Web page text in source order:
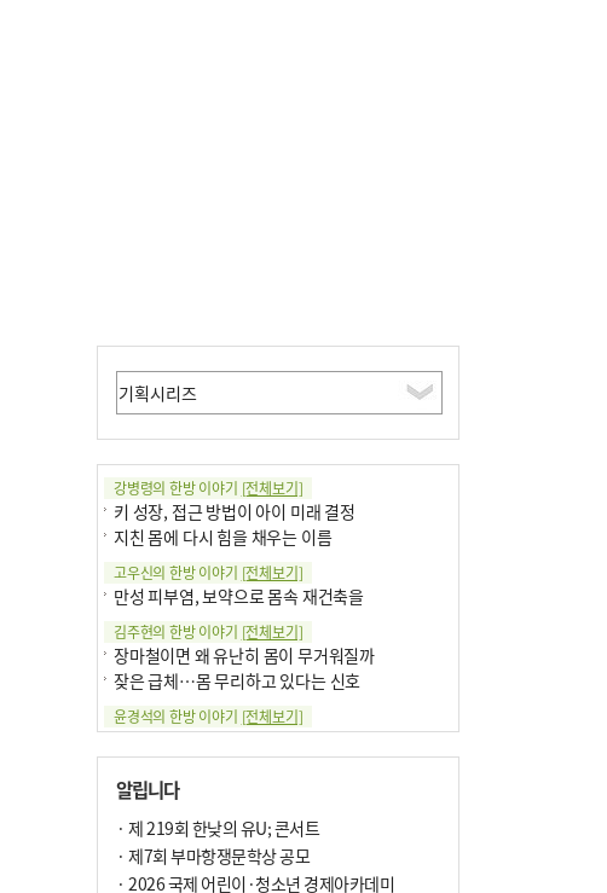
강병령의 한방 이야기 [전체보기]
키 성장, 접근 방법이 아이 미래 결정
지친 몸에 다시 힘을 채우는 이름
고우신의 한방 이야기 [전체보기]
만성 피부염, 보약으로 몸속 재건축을
김주현의 한방 이야기 [전체보기]
장마철이면 왜 유난히 몸이 무거워질까
잦은 급체…몸 무리하고 있다는 신호
윤경석의 한방 이야기 [전체보기]
땀 멈추려 하지 말고 원인부터 찾아야
손 떨림, 늙음 증거일까 질병 신호일까
윤화정의 한방 이야기
냉기 직접 닿으면 ‘구안와사’ 위험
의료 다이제스트[전체보기]
환자경험평가 지역 1위·전국 2위 外
알립니다
· 제 219회 한낮의 유U; 콘서트
· 제7회 부마항쟁문학상 공모
· 2026 국제 어린이·청소년 경제아카데미